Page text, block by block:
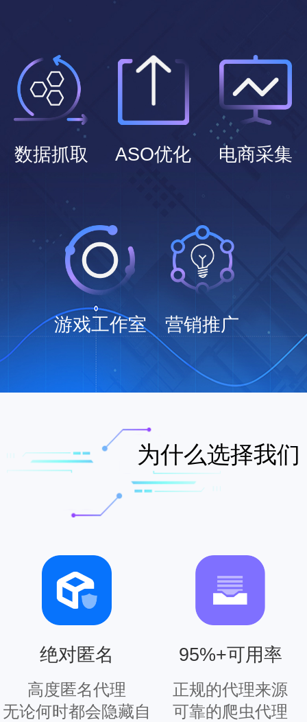
数据抓取 ASO优化 电商采集
游戏工作室 营销推广
为什么选择我们
绝对匿名
高度匿名代理
无论何时都会隐藏自
95%+可用率
正规的代理来源
可靠的爬虫代理